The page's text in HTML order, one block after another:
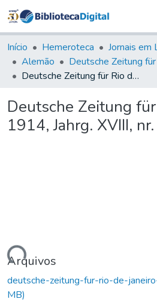
&
Coleções
Tudo na
Biblioteca
Início Hemeroteca
Alemão
Deutsche Zeitung für Rio de Janeiro, 1914, Jahrg. XVIII, nr. 206
Deutsche Zeitung für
1914, Jahrg. XVIII,
Arquivos
deutsche-zeitung-fur-rio-de-
MB)